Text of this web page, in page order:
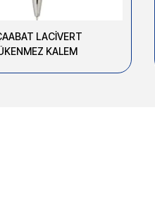
LACİVERT
KALEM